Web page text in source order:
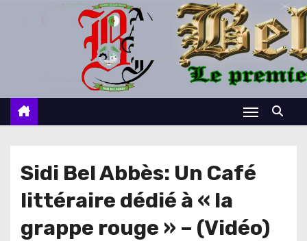
c
Sidi Bel Abbès: Un Café
littéraire dédié à « la
grappe rouge » – (Vidéo)